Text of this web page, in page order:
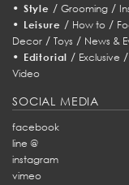
• Style / Grooming/
• Leisure / How to/
Decor / Toys / News &
• Editorial / Exclusive
Video
SOCIAL MEDIA
facebook
line @
instagram
vimeo